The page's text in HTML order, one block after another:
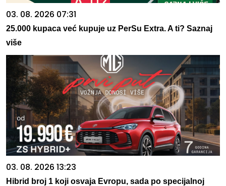
03. 08. 2026 07:31
25.000 kupaca već kupuje uz PerSu Extra. A ti? Saznaj
više
03. 08. 2026 13:23
Hibrid broj 1 koji osvaja Evropu, sada po specijalnoj